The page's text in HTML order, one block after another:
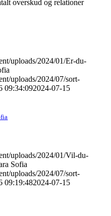
overskud og relationer
uploads/2024/01/Er-du-
uploads/2024/07/sort-
09:34:092024-07-15
uploads/2024/01/Vil-du-
Sofia
uploads/2024/07/sort-
09:19:482024-07-15